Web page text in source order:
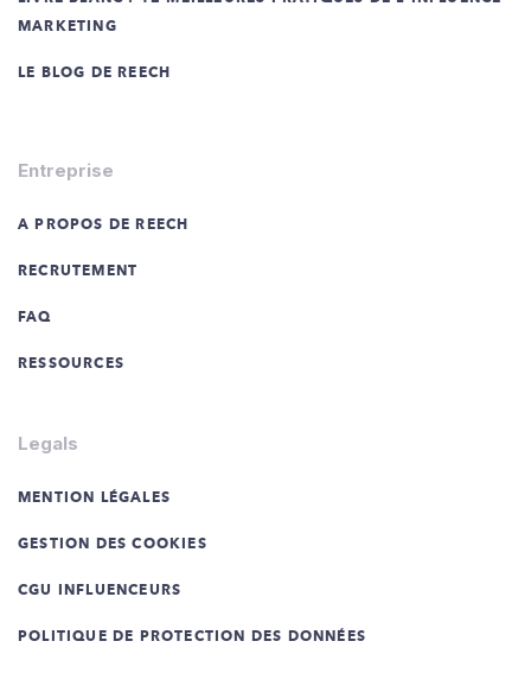
MARKETING
LE BLOG DE REECH
Entreprise
A PROPOS DE REECH
RECRUTEMENT
FAQ
RESSOURCES
Legals
MENTION LÉGALES
GESTION DES COOKIES
CGU INFLUENCEURS
POLITIQUE DE PROTECTION DES DONNÉES